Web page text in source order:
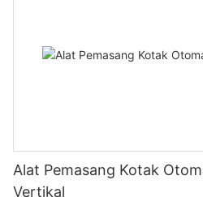
Alat Pemasang Kotak
Vertikal